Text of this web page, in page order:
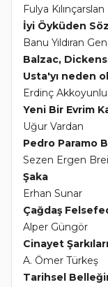
Fulya Kılınçarslan
İyi Öyküden
Banu Yıldıran
Balzac,
Usta'yı neden
Erdinç Akkoyunlu
Yeni Bir Evrim
Uğur Vardan
Pedro Paramo
Sezen Ergen
Şaka
Erhan Sunar
Çağdaş
Alper Güngör
Cinayet Şarkıları
A. Ömer Türkeş
Tarihsel